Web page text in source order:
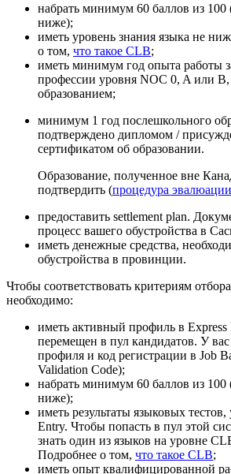
набрать минимум 60 баллов из 100
ниже);
иметь уровень знания языка не
о том, что такое CLB;
иметь минимум год опыта работы
профессии уровня NOC 0, A или
образованием;
минимум 1 год послешкольного
подтверждено дипломом /
сертификатом об образовании.
Образование, полученное вне
подтвердить (процедура эвалюации
предоставить settlement plan.
процесс вашего обустройства в
иметь денежные средства,
обустройства в провинции.
Чтобы соответствовать критериям
необходимо:
иметь активный профиль в Express
перемещен в пул кандидатов. У
профиля и код регистрации в Job
Validation Code);
набрать минимум 60 баллов из 100
ниже);
иметь результаты языковых
Entry. Чтобы попасть в пул этой
знать один из языков на уровне
Подробнее о том, что такое CLB;
иметь опыт квалифицированной